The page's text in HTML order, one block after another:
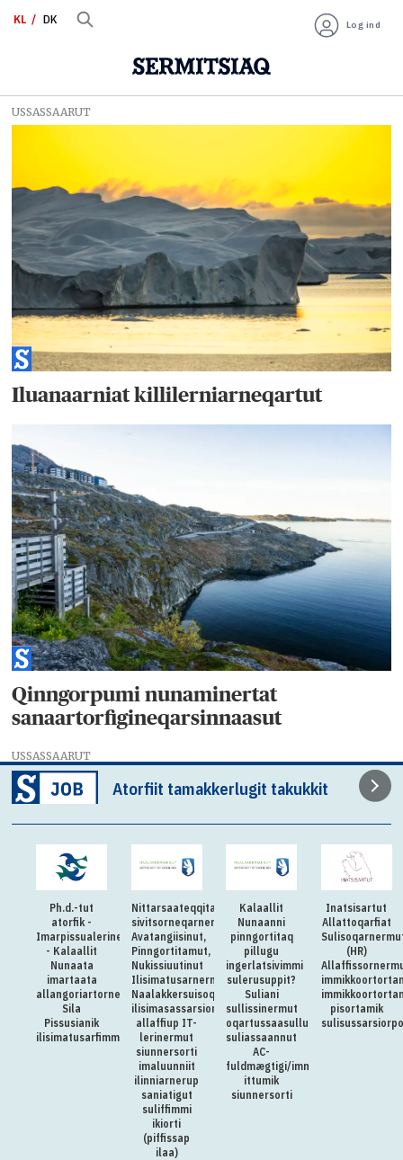
KL DK Log ind
Tag:
boligmarked
USSASSAARUT
Iluanaarniat killilerniarneqartut
Qinngorpumi nunaminertat
sanaartorfigineqarsinnaasut
USSASSAARUT
Atorfiit tamakkerlugit takukkit
Ph.d.-tut
atorfik -
Imarpissualerineq
- Kalaallit
Nunaata
imartaata
allangoriartornera,
Sila
Pissusianik
ilisimatusarfimmut
Nittarsaateqqitaq:Killiliussap
sivitsorneqarnera:
Avatangiisinut,
Pinngortitamut,
Nukissiuutinut
Ilisimatusarnermullu
Naalakkersuisoqarfimmi
ilisimasassarsiornermut
allaffiup IT-
lerinermut
siunnersorti
imaluunniit
ilinniarnerup
saniatigut
suliffimmi
ikiorti
(piffissap
ilaa)
Kalaallit
Nunaanni
pinngortitaq
pillugu
ingerlatsivimmi
sulerusuppit?
Suliani
sullissinermut
oqartussaasullu
suliassaannut
AC-
fuldmægtigi/immikkut
ittumik
siunnersorti
Inatsisartut
Allattoqarfiat
(HR)
pisortamik